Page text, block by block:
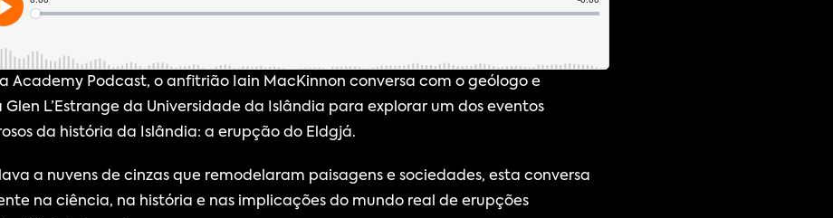
Academy Podcast, o anfitrião Iain MacKinnon conversa com o geólogo e
Glen L’Estrange da Universidade da Islândia para explorar um dos eventos
da história da Islândia: a erupção do Eldgjá.
lava a nuvens de cinzas que remodelaram paisagens e sociedades, esta conversa
na ciência, na história e nas implicações do mundo real de erupções